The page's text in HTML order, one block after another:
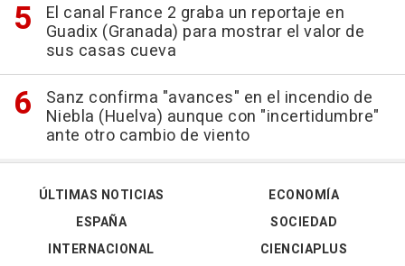
El canal France 2 graba un reportaje en
Guadix (Granada) para mostrar el valor de
sus casas cueva
Sanz confirma "avances" en el incendio de
Niebla (Huelva) aunque con "incertidumbre"
ante otro cambio de viento
ÚLTIMAS NOTICIAS
ESPAÑA
INTERNACIONAL
ECONOMÍA
SOCIEDAD
CIENCIAPLUS